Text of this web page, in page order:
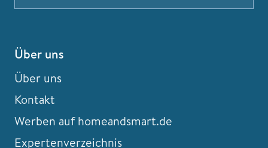
Über uns
Über uns
Kontakt
Werben auf homeandsmart.de
Expertenverzeichnis